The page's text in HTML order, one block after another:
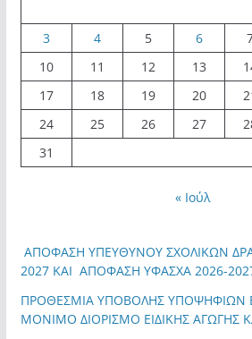
3
4 5 6
10
11 12 13
17
18 19 20
24
25 26 27
31
« Ιούλ
ΑΠΟΦΑΣΗ ΥΠΕΥΘΥΝΟΥ ΣΧΟΛΙΚΩΝ
2027 ΚΑΙ ΑΠΟΦΑΣΗ ΥΦΑΣΧΑ 2026-
ΠΡΟΘΕΣΜΙΑ ΥΠΟΒΟΛΗΣ ΥΠΟΨΗΦΙΩΝ
ΜΟΝΙΜΟ ΔΙΟΡΙΣΜΟ ΕΙΔΙΚΗΣ ΑΓΩΓΗΣ